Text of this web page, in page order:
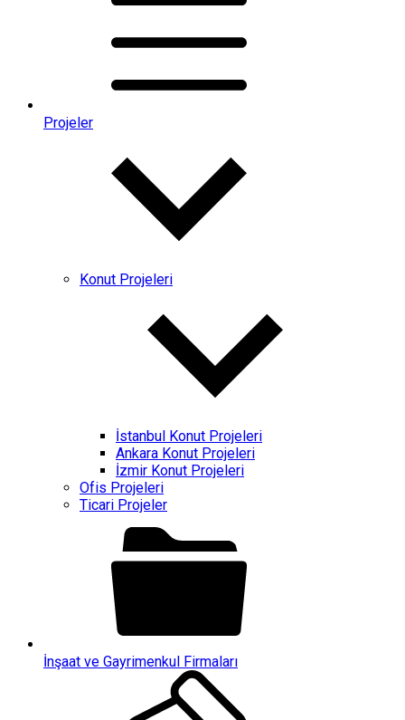
Projeler
Konut Projeleri
İstanbul Konut Projeleri
Ankara Konut Projeleri
İzmir Konut Projeleri
Ofis Projeleri
Ticari Projeler
İnşaat ve Gayrimenkul Firmaları